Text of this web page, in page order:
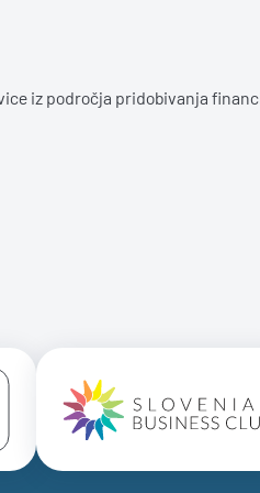
iz področja pridobivanja
Logo Certificate